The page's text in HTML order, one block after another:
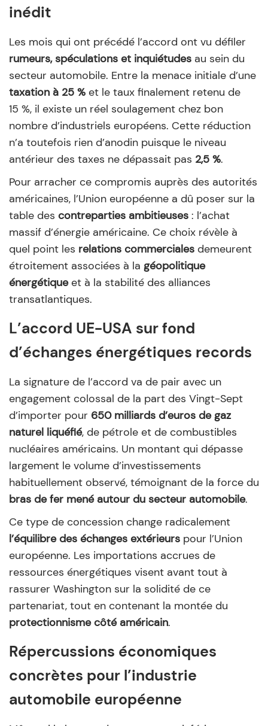
inédit
Les mois qui ont précédé l’accord ont vu défiler
rumeurs, spéculations et inquiétudes au sein du
secteur automobile. Entre la menace initiale d’une
taxation à 25 % et le taux finalement retenu de
15 %, il existe un réel soulagement chez bon
nombre d’industriels européens. Cette réduction
n’a toutefois rien d’anodin puisque le niveau
antérieur des taxes ne dépassait pas 2,5 %.
Pour arracher ce compromis auprès des autorités
américaines, l’Union européenne a dû poser sur la
table des contreparties ambitieuses : l’achat
massif d’énergie américaine. Ce choix révèle à
quel point les relations commerciales demeurent
étroitement associées à la géopolitique
énergétiqueet à la stabilité des alliances
transatlantiques.
L’accord UE-USA sur fond
d’échanges énergétiques records
La signature de l’accord va de pair avec un
engagement colossal de la part des Vingt-Sept
d’importer pour 650 milliards d’euros de gaz
naturel liquéfié, de pétrole et de combustibles
nucléaires américains. Un montant qui dépasse
largement le volume d’investissements
habituellement observé, témoignant de la force du
bras de fer mené autour du secteur automobile.
Ce type de concession change radicalement
l’équilibre des échanges extérieurs pour l’Union
européenne. Les importations accrues de
ressources énergétiques visent avant tout à
rassurer Washington sur la solidité de ce
partenariat, tout en contenant la montée du
protectionnisme côté américain.
Répercussions économiques
concrètes pour l’industrie
automobile européenne